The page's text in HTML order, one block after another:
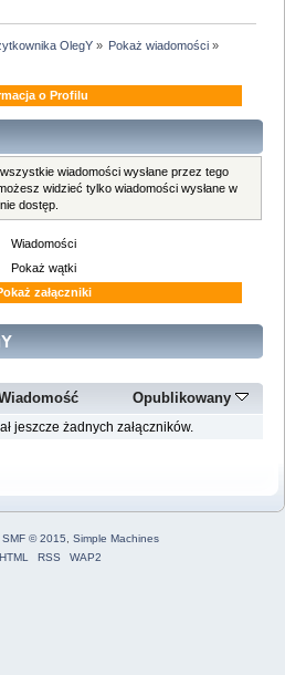
OlegY» Pokaż wiadomości»
o Profilu
wiadomości wysłane przez tego
widzieć tylko wiadomości wysłane w
dostęp.
Wiadomości
Pokaż wątki
załączniki
Opublikowany
jeszcze żadnych załączników.
SMF © 2015
Simple Machines
RSS WAP2